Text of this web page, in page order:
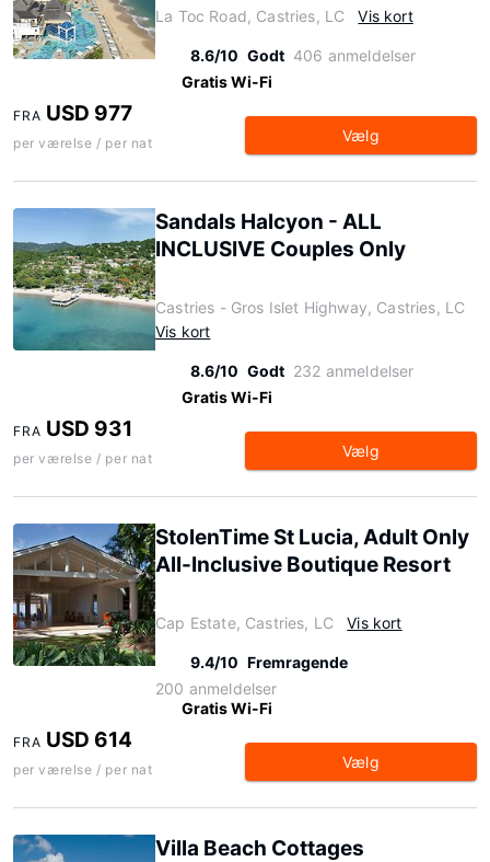
La Toc Road, Castries, LC Vis kort
8.6/10 Godt 406 anmeldelser
Gratis Wi-Fi
FRA USD 977
per værelse / per nat Vælg
Sandals Halcyon - ALL
INCLUSIVE Couples Only
Castries - Gros Islet Highway, Castries, LC
Vis kort
8.6/10 Godt 232 anmeldelser
Gratis Wi-Fi
FRA USD 931
per værelse / per nat Vælg
StolenTime St Lucia, Adult Only
All-Inclusive Boutique Resort
Cap Estate, Castries, LC Vis kort
9.4/10 Fremragende
200 anmeldelser
Gratis Wi-Fi
FRA USD 614
per værelse / per nat Vælg
Villa Beach Cottages